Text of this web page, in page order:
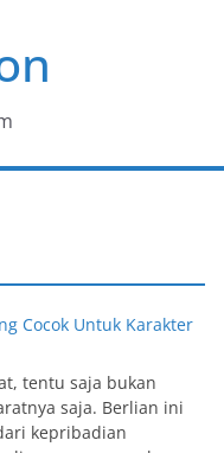
Cocok Untuk Karakter
tentu saja bukan
saja. Berlian ini
kepribadian